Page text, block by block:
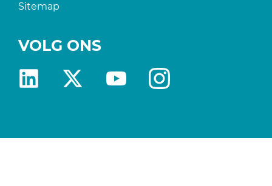
Sitemap
VOLG ONS